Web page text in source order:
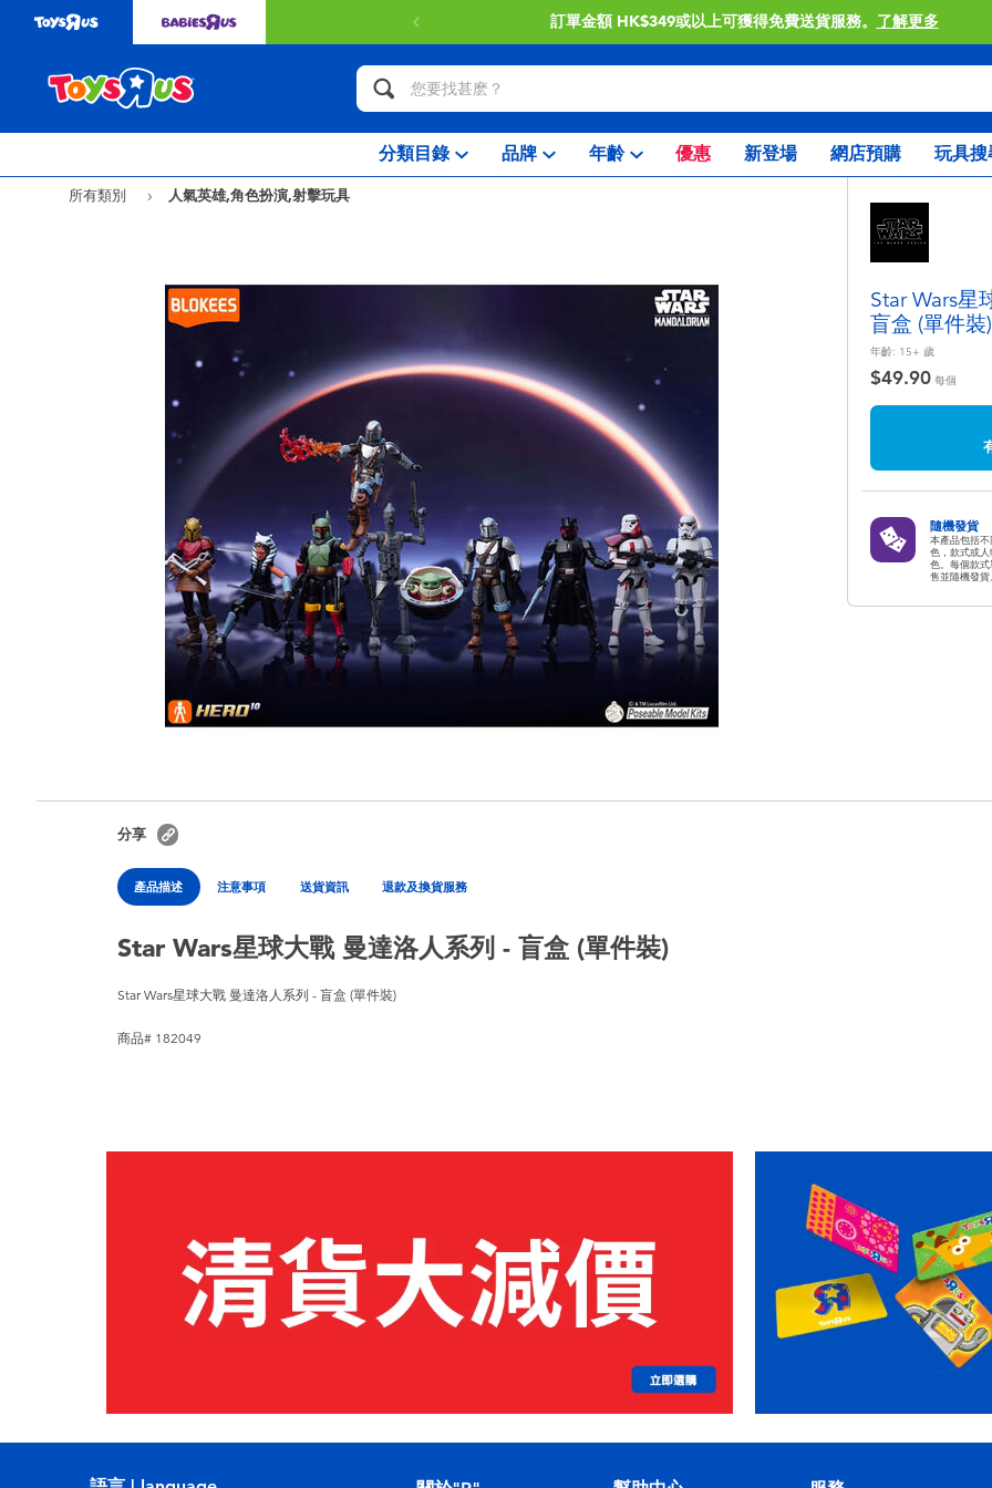
訂單金額 HK$349或以上可獲得免費送貨服務。 了解更多
分類目錄 品牌 年齡 優惠 新登場 網店預購 玩具搜
所有類別 人氣英雄,角色扮演,射擊玩具
Star Wars星
盲盒 (單件裝)
年齡: 15+ 歲
$49.90 每個
隨機發貨
本產品包括不
色，款式或人
色。每個款
售並隨機發貨
分享
產品描述 注意事項 送貨資訊 退款及換貨服務
Star Wars星球大戰 曼達洛人系列 - 盲盒 (單件裝)
Star Wars星球大戰 曼達洛人系列 - 盲盒 (單件裝)
商品# 182049